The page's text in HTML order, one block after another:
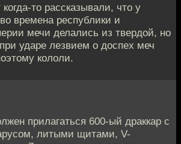
то рассказывали, что у
времена республики и
мечи делались из твердой, но
ударе лезвием о доспех меч
кололи.
прилагаться 600-ый драккар с
литыми щитами, V-